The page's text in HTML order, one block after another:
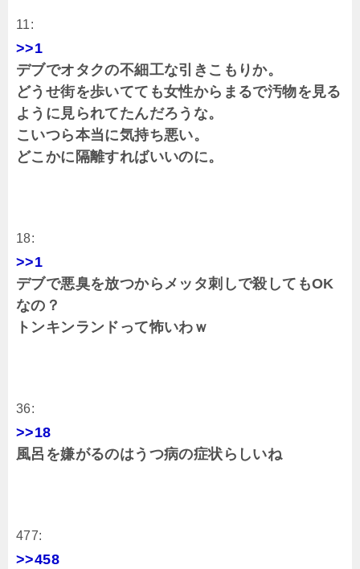
11:
>>1
デブでオタクの不細工な引きこもりか。
どうせ街を歩いてても女性からまるで汚物を見る
ように見られてたんだろうな。
こいつら本当に気持ち悪い。
どこかに隔離すればいいのに。
18:
>>1
デブで悪臭を放つからメッタ刺しで殺してもOK
なの？
トンキンランドって怖いわｗ
36:
>>18
風呂を嫌がるのはうつ病の症状らしいね
477:
>>458